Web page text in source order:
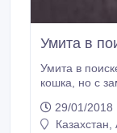
Умита в
Умита в
кошка, но с замечательным характером. Умита
и устроиться у
как и все мы, любит вкусно поесть, сладко поспать,
29/01/2018